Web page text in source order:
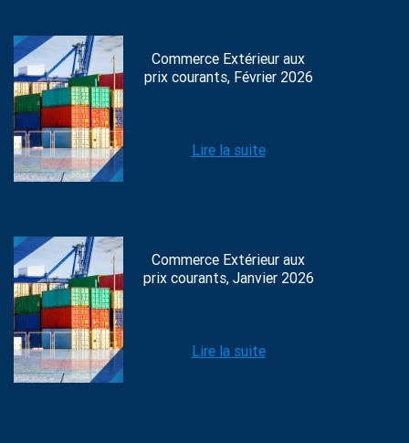
Commerce Extérieur aux
prix courants, Février 2026
Lire la suite
Commerce Extérieur aux
prix courants, Janvier 2026
Lire la suite